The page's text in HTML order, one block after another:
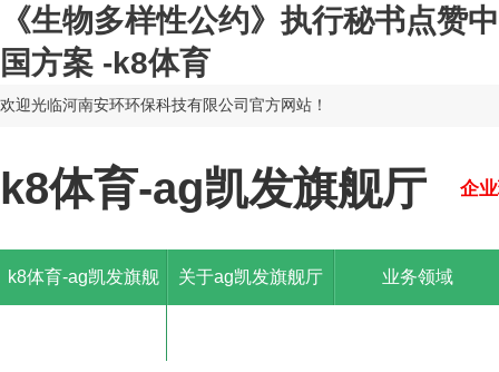
《生物多样性公约》执行秘书点赞中
国方案 -k8体育
欢迎光临河南安环环保科技有限公司官方网站！
k8体育-ag凯发旗舰厅 企
k8体育-ag凯发旗舰 关于ag凯发旗舰厅 业务领域